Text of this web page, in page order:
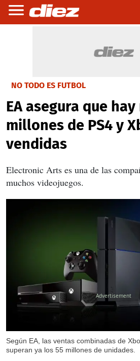
NO TODO ES FUTBOL
EA asegura que
millones de PS4 y
vendidas
Electronic Arts es una de las
muchos videojuegos.
Según EA, las ventas combinadas de
superan ya los 55 millones de unidades.